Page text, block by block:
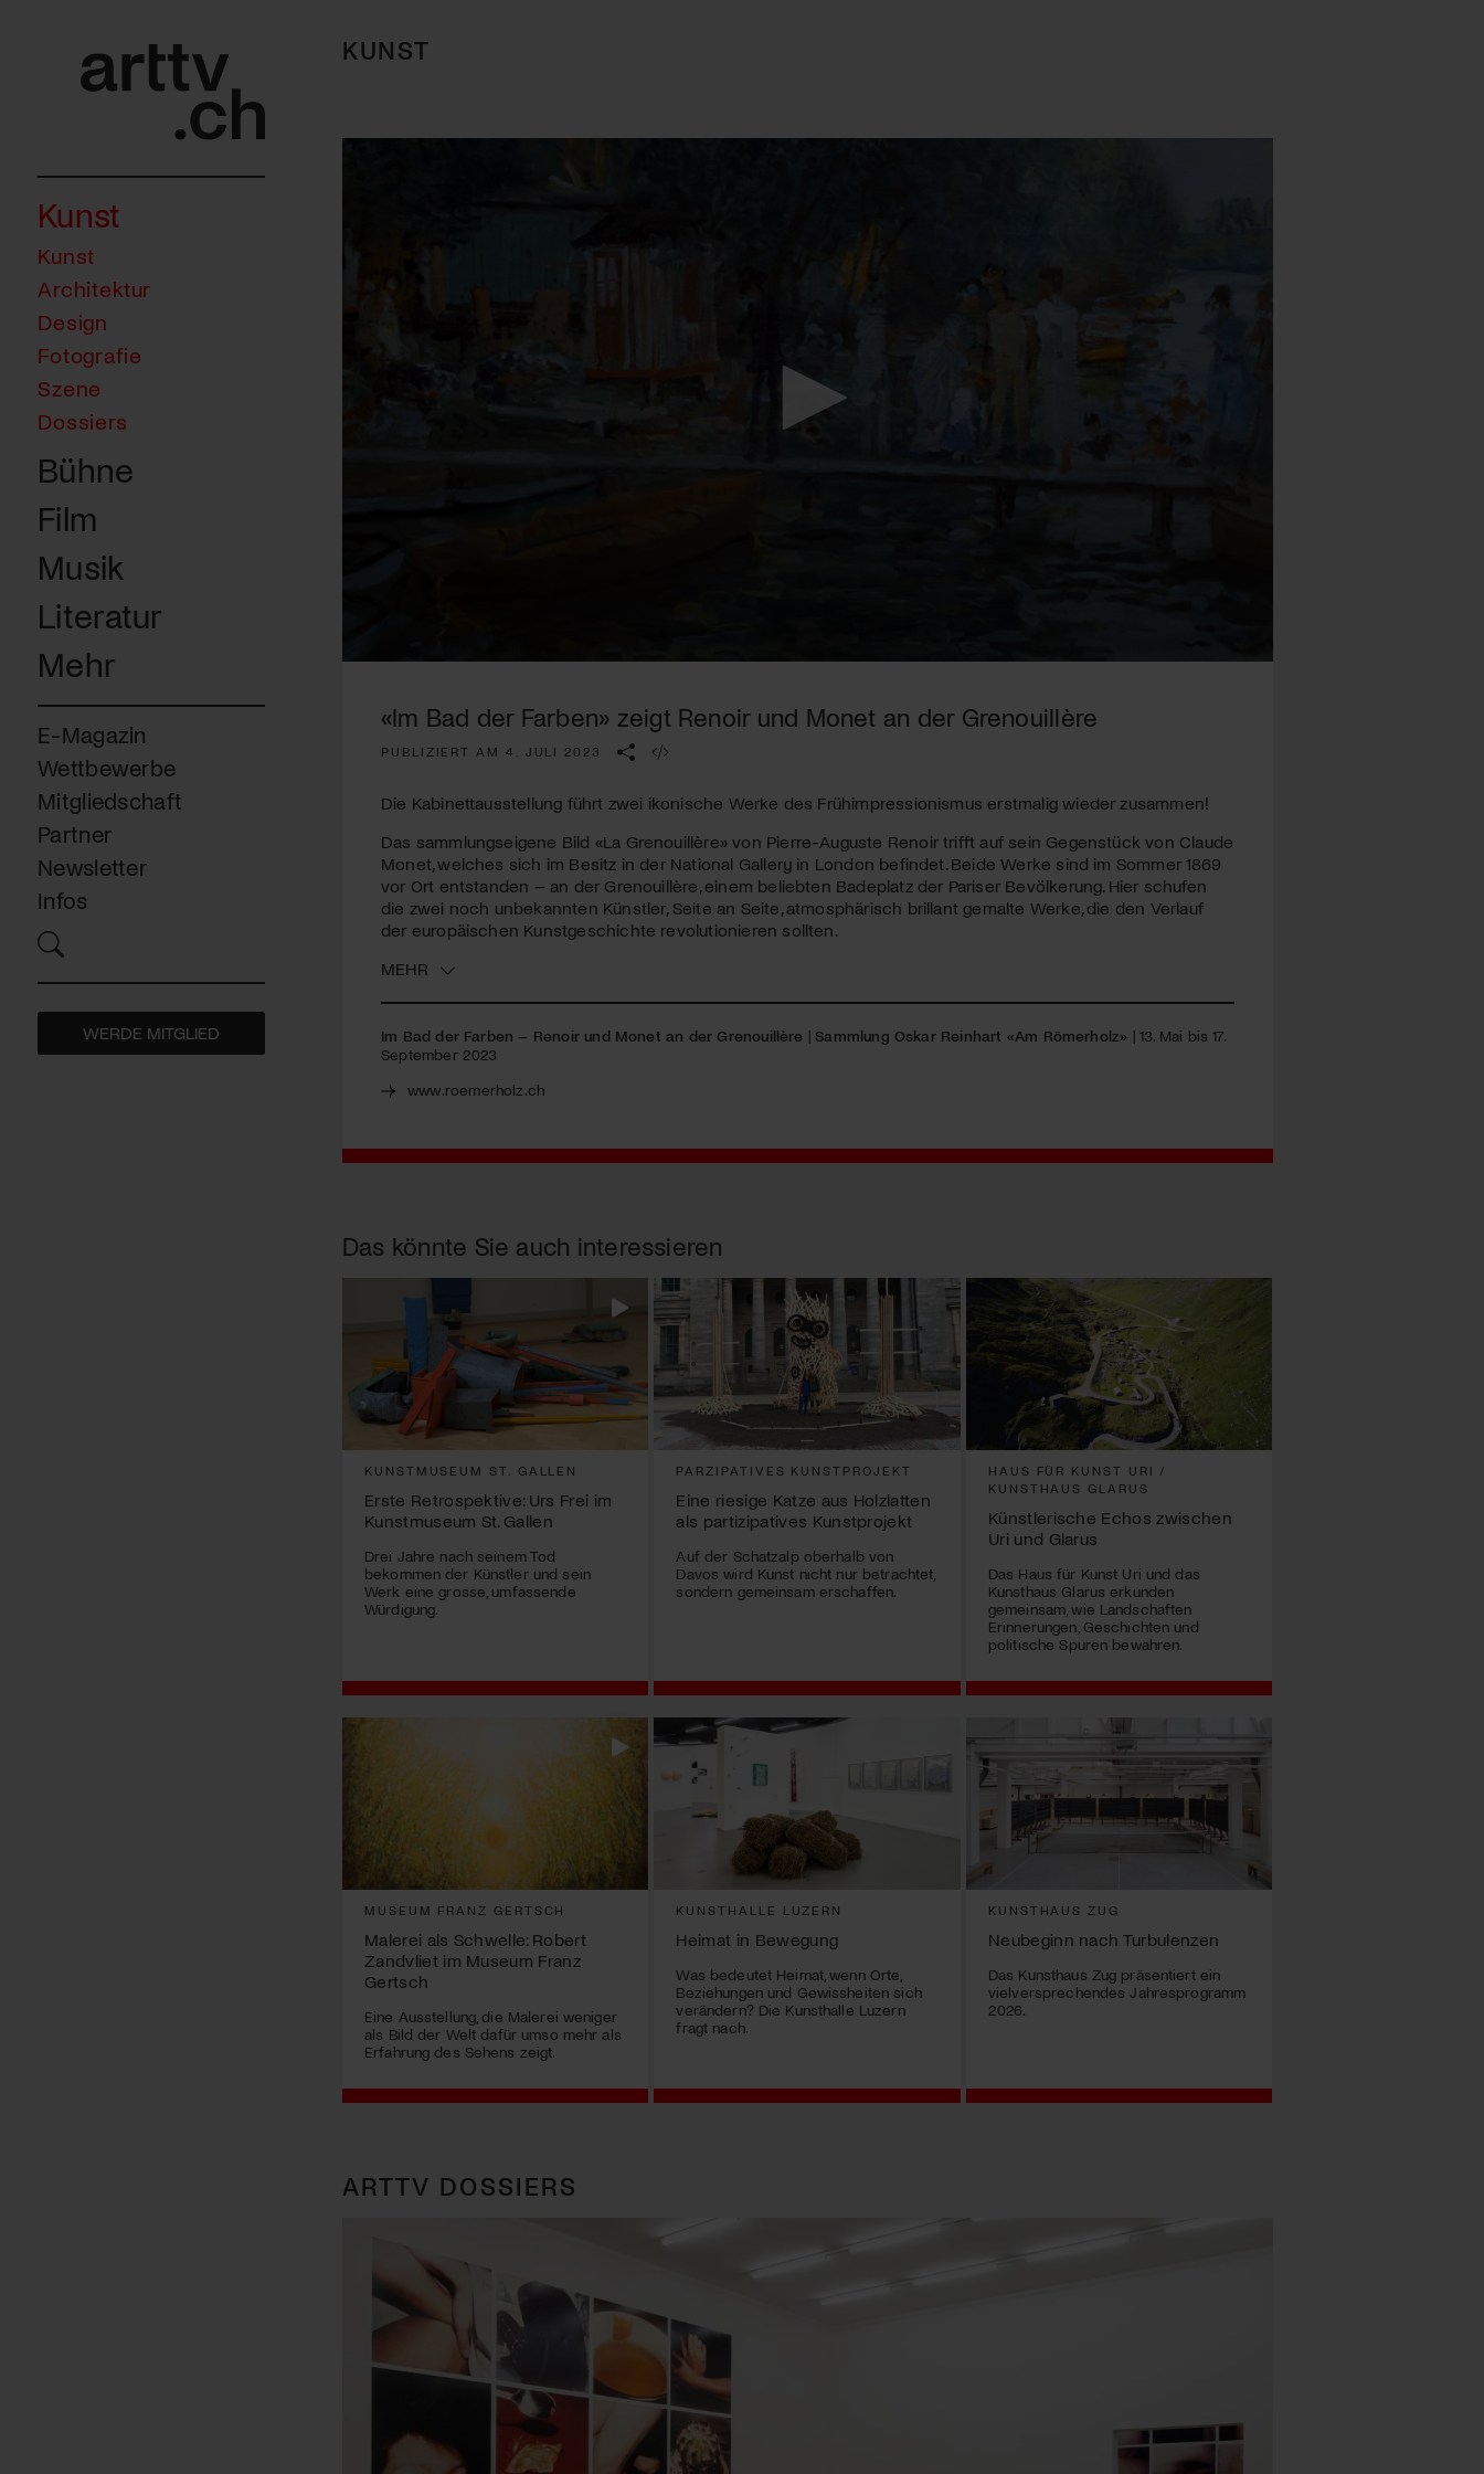
Kunst
Kunst
Architektur
Design
Fotografie
Szene
Dossiers
Bühne
Film
Musik
Literatur
Mehr
E-Magazin
Wettbewerbe
Mitgliedschaft
Partner
Newsletter
Infos
WERDE MITGLIED
KUNST
«Im Bad der Farben» zeigt Renoir und Monet an der Grenouillère
PUBLIZIERT AM 4. JULI 2023
Die Kabinettausstellung führt zwei ikonische Werke des Frühimpressionismus erstmalig wieder zusammen!
Das sammlungseigene Bild «La Grenouillère» von Pierre-Auguste Renoir trifft auf sein Gegenstück von Claude
Monet, welches sich im Besitz in der National Gallery in London befindet. Beide Werke sind im Sommer 1869
vor Ort entstanden – an der Grenouillère, einem beliebten Badeplatz der Pariser Bevölkerung. Hier schufen
die zwei noch unbekannten Künstler, Seite an Seite, atmosphärisch brillant gemalte Werke, die den Verlauf
der europäischen Kunstgeschichte revolutionieren sollten.
MEHR
Im Bad der Farben – Renoir und Monet an der Grenouillère |Sammlung Oskar Reinhart «Am Römerholz» | 13. Mai bis 17.
September 2023
www.roemerholz.ch
Das könnte Sie auch interessieren
KUNSTMUSEUM ST. GALLEN
Erste Retrospektive: Urs Frei im
Kunstmuseum St. Gallen
Drei Jahre nach seinem Tod
bekommen der Künstler und sein
Werk eine grosse, umfassende
Würdigung.
PARZIPATIVES KUNSTPROJEKT
Eine riesige Katze aus Holzlatten
als partizipatives Kunstprojekt
Auf der Schatzalp oberhalb von
Davos wird Kunst nicht nur betrachtet,
sondern gemeinsam erschaffen.
HAUS FÜR KUNST URI /
KUNSTHAUS GLARUS
Künstlerische Echos zwischen
Uri und Glarus
Das Haus für Kunst Uri und das
Kunsthaus Glarus erkunden
gemeinsam, wie Landschaften
Erinnerungen, Geschichten und
politische Spuren bewahren.
MUSEUM FRANZ GERTSCH
Malerei als Schwelle: Robert
Zandvliet im Museum Franz
Gertsch
Eine Ausstellung, die Malerei weniger
als Bild der Welt dafür umso mehr als
Erfahrung des Sehens zeigt.
KUNSTHALLE LUZERN
Heimat in Bewegung
Was bedeutet Heimat, wenn Orte,
Beziehungen und Gewissheiten sich
verändern? Die Kunsthalle Luzern
fragt nach.
KUNSTHAUS ZUG
Neubeginn nach Turbulenzen
Das Kunsthaus Zug präsentiert ein
vielversprechendes Jahresprogramm
2026.
ARTTV DOSSIERS